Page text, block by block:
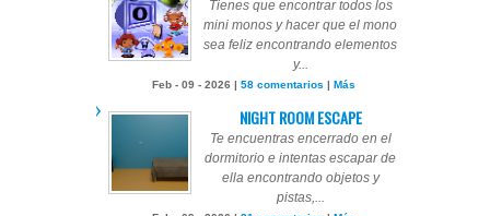
Tienes que encontrar todos los
mini monos y hacer que el mono
sea feliz encontrando elementos
y...
Feb - 09 - 2026 | 58 comentarios | Más
NIGHT ROOM ESCAPE
Te encuentras encerrado en el
dormitorio e intentas escapar de
ella encontrando objetos y
pistas,...